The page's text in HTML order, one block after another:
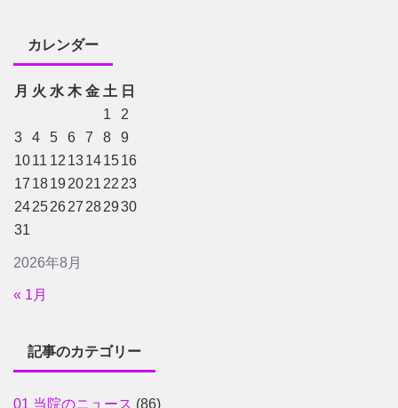
カレンダー
2026年8月
月 火 水 木 金 土 日
1
2
3
4 5 6 7 8
9
1011 12 13141516
17 18192021 22 23
24252627 282930
31
« 1月
記事のカテゴリー
01 当院のニュース (86)